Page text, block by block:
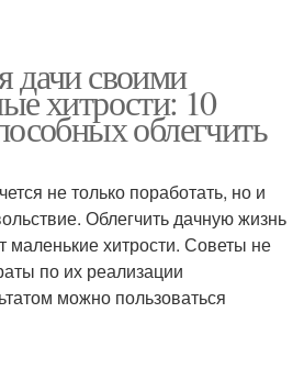
дачи своими
хитрости: 10
облегчить
не только поработать, но и
Облегчить дачную жизнь
маленькие хитрости. Советы не
по их реализации
можно пользоваться